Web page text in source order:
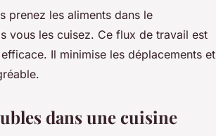
prenez les aliments dans le
vous les cuisez. Ce flux de travail est
Il minimise les déplacements et
dans une cuisine